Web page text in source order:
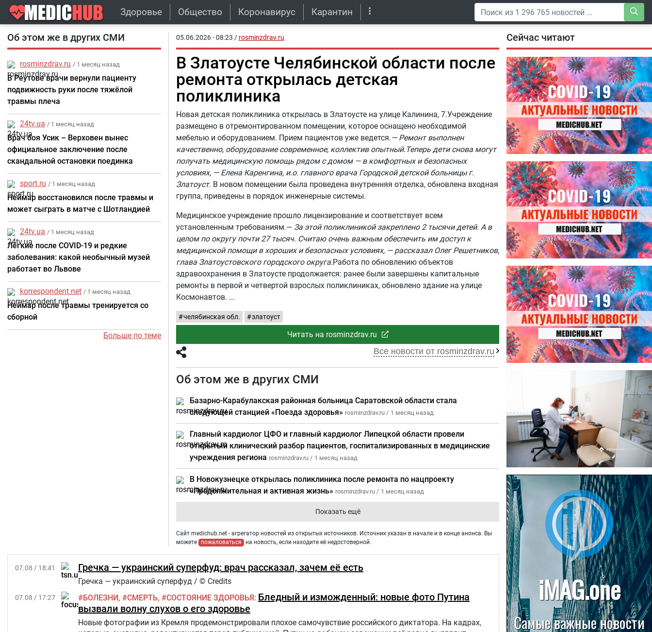
Здоровье Общество Коронавирус Карантин
Об этом же в других СМИ
rosminzdrav.ru / 1 месяц назад
В Реутове врачи вернули пациенту
подвижность руки после тяжёлой
травмы плеча
24tv.ua / 1 месяц назад
Врач боя Усик – Верховен вынес
официальное заключение после
скандальной остановки поединка
sport.ru / 1 месяц назад
Неймар восстановился после травмы и
может сыграть в матче с Шотландией
24tv.ua / 1 месяц назад
Лёгкие после COVID-19 и редкие
заболевания: какой необычный музей
работает во Львове
korrespondent.net / 1 месяц назад
Неймар после травмы тренируется со
сборной
Больше по теме
05.06.2026 - 08:23 / rosminzdrav.ru
В Златоусте Челябинской области после
ремонта открылась детская
поликлиника
Новая детская поликлиника открылась в Златоусте на улице Калинина, 7.Учреждение
размещено в отремонтированном помещении, которое оснащено необходимой
мебелью и оборудованием. Прием пациентов уже ведется.— Ремонт выполнен
качественно, оборудование современное, коллектив опытный.Теперь дети снова могут
получать медицинскую помощь рядом с домом — в комфортных и безопасных
условиях, — Елена Каренгина, и.о. главного врача Городской детской больницы г.
Златоуст. В новом помещении была проведена внутренняя отделка, обновлена входная
группа, приведены в порядок инженерные системы.
Медицинское учреждение прошло лицензирование и соответствует всем
установленным требованиям.— За этой поликлиникой закреплено 2 тысячи детей. А в
целом по округу почти 27 тысяч. Считаю очень важным обеспечить им доступ к
медицинской помощи в хороших и безопасных условиях, — рассказал Олег Решетников,
глава Златоустовского городского округа.Работа по обновлению объектов
здравоохранения в Златоусте продолжается: ранее были завершены капитальные
ремонты в первой и четвертой взрослых поликлиниках, обновлено здание на улице
Космонавтов.
челябинская обл. златоуст
Читать на rosminzdrav.ru
Все новости от rosminzdrav.ru
Об этом же в других СМИ
Базарно-Карабулакская районная больница Саратовской области стала
следующей станцией «Поезда здоровья» rosminzdrav.ru / 1 месяц назад
Главный кардиолог ЦФО и главный кардиолог Липецкой области провели
открытый клинический разбор пациентов, госпитализированных в медицинские
учреждения региона rosminzdrav.ru / 1 месяц назад
В Новокузнецке открылась поликлиника после ремонта по нацпроекту
«Продолжительная и активная жизнь» rosminzdrav.ru / 1 месяц назад
Показать ещё
Сайт medichub.net - агрегатор новостей из открытых источников. Источник указан в начале и в конце анонса. Вы
можете
пожаловаться на новость, если находите её недостоверной.
07.08 / 18:41 Гречка — украинский суперфуд: врач рассказал, зачем её есть
Гречка — украинский суперфуд / © Credits
07.08 / 17:27 БОЛЕЗНИ СМЕРТЬ СОСТОЯНИЕ ЗДОРОВЬЯ Бледный и изможденный: новые фото Путина
вызвали волну слухов о его здоровье
Новые фотографии из Кремля продемонстрировали плохое самочувствие российского диктатора. На кадрах,
Сейчас читают
04.08.2026
Специалисты дали советы, как
правильно пить витамины
27.07.2026
Лучше фасоли: диетолог
названа 8 продуктов,
содержащих много клетчатки
угрозы: что нужно знать о
летних инфекциях
22.07.2026
Больница в Спирово работает
без рентгеновского кабинета